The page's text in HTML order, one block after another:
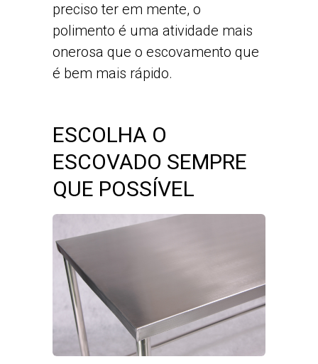
preciso ter em mente, o
polimento é uma atividade mais
onerosa que o escovamento que
é bem mais rápido.
ESCOLHA O
ESCOVADO SEMPRE
QUE POSSÍVEL